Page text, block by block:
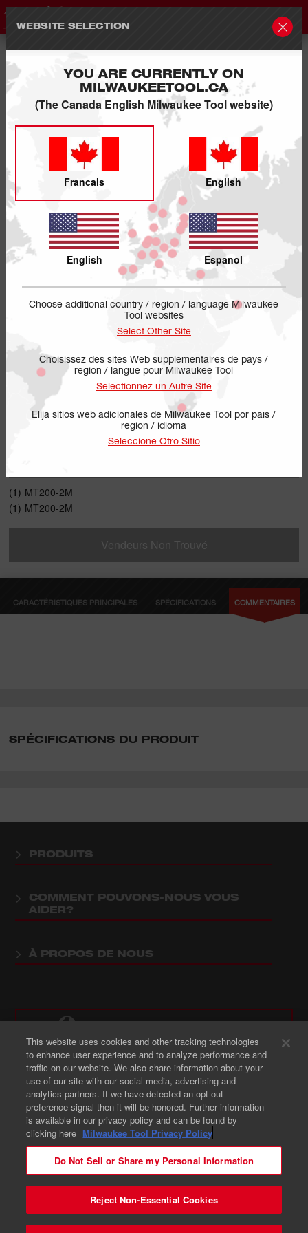
WEBSITE SELECTION
YOU ARE CURRENTLY ON
MILWAUKEETOOL.CA
(The Canada English Milwaukee Tool website)
Francais English
English Espanol
Choose additional country / region / language Milwaukee
Tool websites
Select Other Site
Choisissez des sites Web supplémentaires de pays /
région / langue pour Milwaukee Tool
Sélectionnez un Autre Site
Elija sitios web adicionales de Milwaukee Tool por país /
región / idioma
Seleccione Otro Sitio
(1) MT200-2M
(1) MT200-2M
Vendeurs Non Trouvé
CARACTÉRISTIQUES PRINCIPALES SPÉCIFICATIONS COMMENTAIRES
SPÉCIFICATIONS DU PRODUIT
PRODUITS
COMMENT POUVONS-NOUS VOUS
AIDER?
À PROPOS DE NOUS
CA : : FR - Changer de site / de langue
Où acheter des produits Milwaukee
© 2026 Milwaukee Tool. Tous droits réservés.
Légal Brevet
Avis de Sécurité
Vos Choix En Matière De Confidentialité
Préférences en Matière de Cookies
Confidentialité - FR
Contactez-nous
This website uses cookies and other tracking technologies
to enhance user experience and to analyze performance and
traffic on our website. We also share information about your
use of our site with our social media, advertising and
analytics partners. If we have detected an opt-out
preference signal then it will be honored. Further information
is available in our privacy policy and can be found by
clicking here Milwaukee Tool Privacy Policy
Do Not Sell or Share my Personal Information
Reject Non-Essential Cookies